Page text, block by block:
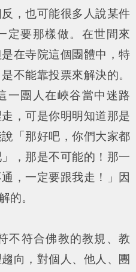
，也可能很多人說某件
定要那樣做。在世間來
在寺院這個團體中，特
不能靠投票來解決的。
一團人在峽谷當中迷路
，可是你明明知道那是
「那好吧，你們大家都
，那是不可能的！那一
，一定要跟我走！」因
的。
符合佛教的教規、教
向，對個人、他人、團